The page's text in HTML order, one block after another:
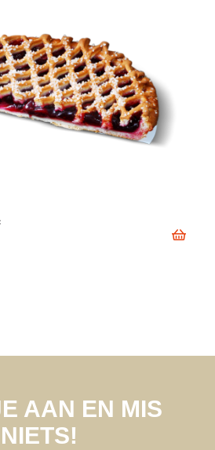
AAN EN MIS
NIETS!